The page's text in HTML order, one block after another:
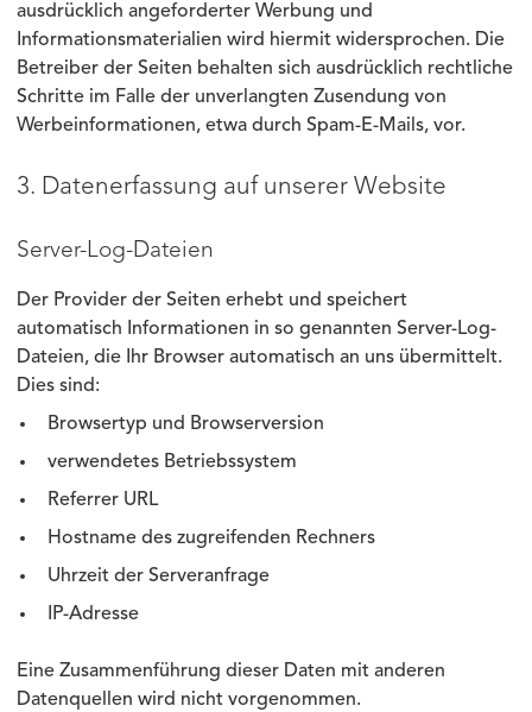
ausdrücklich angeforderter Werbung und
Informationsmaterialien wird hiermit widersprochen. Die
Betreiber der Seiten behalten sich ausdrücklich rechtliche
Schritte im Falle der unverlangten Zusendung von
Werbeinformationen, etwa durch Spam-E-Mails, vor.
3. Datenerfassung auf unserer Website
Server-Log-Dateien
Der Provider der Seiten erhebt und speichert
automatisch Informationen in so genannten Server-Log-
Dateien, die Ihr Browser automatisch an uns übermittelt.
Dies sind:
Browsertyp und Browserversion
verwendetes Betriebssystem
Referrer URL
Hostname des zugreifenden Rechners
Uhrzeit der Serveranfrage
IP-Adresse
Eine Zusammenführung dieser Daten mit anderen
Datenquellen wird nicht vorgenommen.